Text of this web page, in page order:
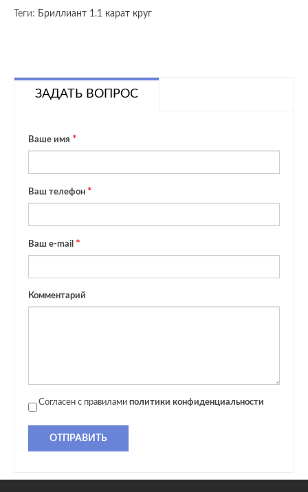
Теги: Бриллиант 1.1 карат круг
ЗАДАТЬ ВОПРОС
Ваше имя
Ваш телефон
Ваш e-mail
Комментарий
Согласен с правилами политики конфиденциальности
ОТПРАВИТЬ